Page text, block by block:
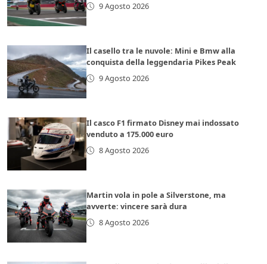
9 Agosto 2026
Il casello tra le nuvole: Mini e Bmw alla
conquista della leggendaria Pikes Peak
9 Agosto 2026
Il casco F1 firmato Disney mai indossato
venduto a 175.000 euro
8 Agosto 2026
Martin vola in pole a Silverstone, ma
avverte: vincere sarà dura
8 Agosto 2026